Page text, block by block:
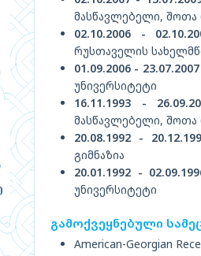
მასწავლებელი,
02.10.2006 -
რუსთაველის
01.09.2006 - 23.07.2007
უნივერსიტეტი
16.11.1993 -
მასწავლებელი,
20.08.1992 -
გიმნაზია
20.01.1992 -
უნივერსიტეტი
გამოქვეყნებული
American-Georgian